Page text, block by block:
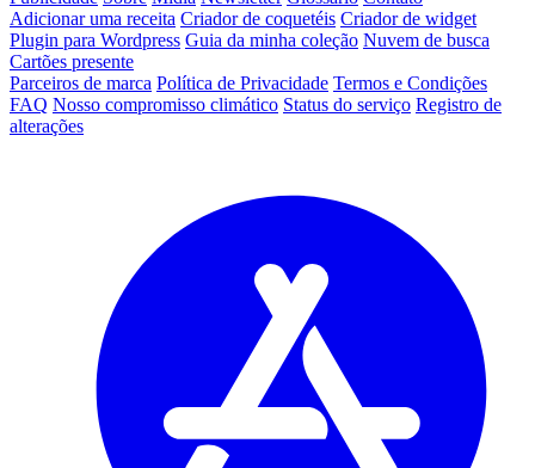
Adicionar uma receita Criador de coquetéis Criador de widget
Plugin para Wordpress Guia da minha coleção Nuvem de busca
Cartões presente
Parceiros de marca Política de Privacidade Termos e Condições
FAQ Nosso compromisso climático Status do serviço Registro de
alterações